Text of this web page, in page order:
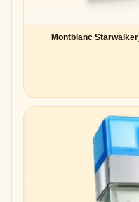
عطر مون بلان استارواکر اکستریم مردانه (Montblanc Starwalker